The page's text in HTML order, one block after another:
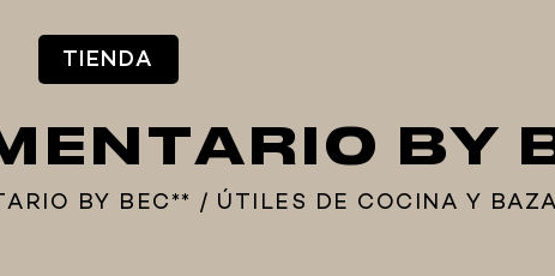
TIENDA
BY
BY BEC** / ÚTILES DE COCINA Y